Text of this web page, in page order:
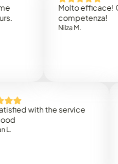
Molto efficace! Grazie
competenza!
with the service
It